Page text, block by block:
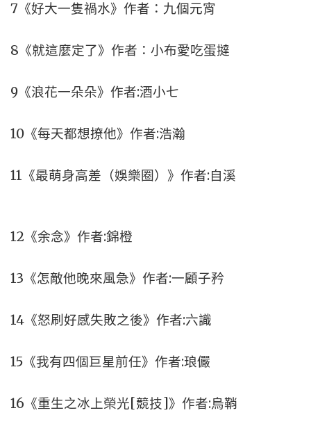
7《好大一隻禍水》作者：九個元宵
8《就這麼定了》作者：小布愛吃蛋撻
9《浪花一朵朵》作者:酒小七
10《每天都想撩他》作者:浩瀚
11《最萌身高差（娛樂圈）》作者:自溪
12《余念》作者:錦橙
13《怎敵他晚來風急》作者:一顧子矜
14《怒刷好感失敗之後》作者:六識
15《我有四個巨星前任》作者:琅儼
16《重生之冰上榮光[競技]》作者:烏鞘